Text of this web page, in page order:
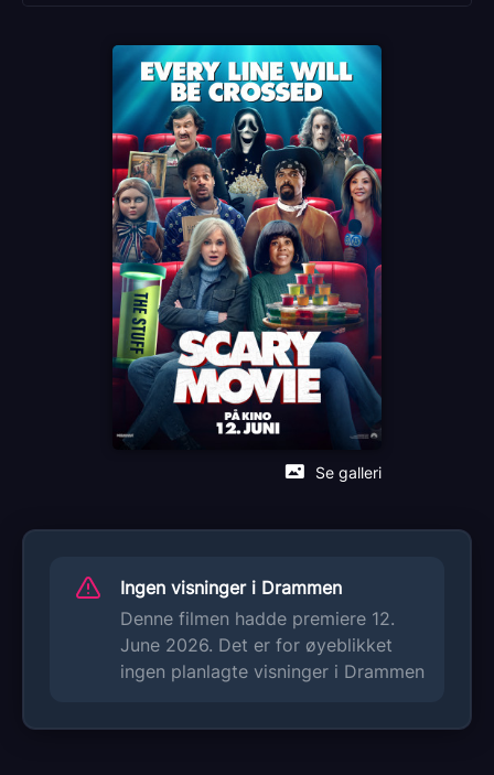
Se galleri
Marlon Wayans
Damon Wayans Jr.
Chris Elliott
Anthony Anderson
Sort komedie
Distributør
United International Pictures
Ingen visninger i Drammen
Denne filmen hadde premiere 12.
June 2026. Det er for øyeblikket
ingen planlagte visninger i Drammen